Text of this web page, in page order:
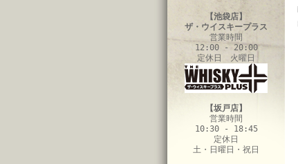
【池袋店】
ザ・ウイスキープラス
営業時間
12:00 - 20:00
定休日 火曜日
【坂戸店】
営業時間
10:30 - 18:45
定休日
土・日曜日・祝日